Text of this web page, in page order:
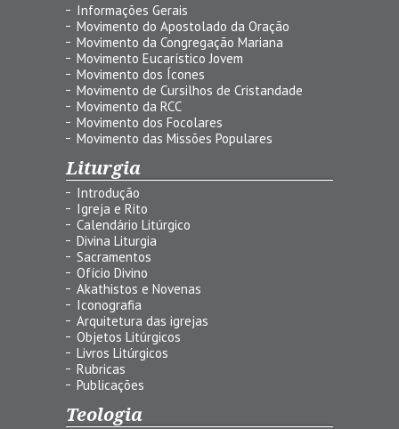
Informações Gerais
Movimento do Apostolado da Oração
Movimento da Congregação Mariana
Movimento Eucarístico Jovem
Movimento dos Ícones
Movimento de Cursilhos de Cristandade
Movimento da RCC
Movimento dos Focolares
Movimento das Missões Populares
Liturgia
Introdução
Igreja e Rito
Calendário Litúrgico
Divina Liturgia
Sacramentos
Ofício Divino
Akathistos e Novenas
Iconografia
Arquitetura das igrejas
Objetos Litúrgicos
Livros Litúrgicos
Rubricas
Publicações
Teologia